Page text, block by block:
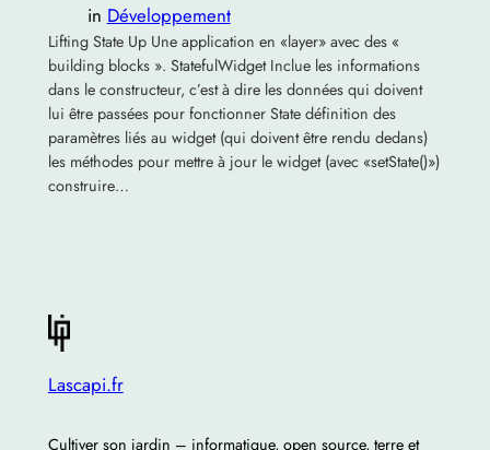
in Développement
Lifting State Up Une application en «layer» avec des «
building blocks ». StatefulWidget Inclue les informations
dans le constructeur, c’est à dire les données qui doivent
lui être passées pour fonctionner State définition des
paramètres liés au widget (qui doivent être rendu dedans)
les méthodes pour mettre à jour le widget (avec «setState()»)
construire…
Lascapi.fr
Cultiver son jardin – informatique, open source, terre et